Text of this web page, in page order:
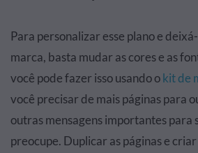
Para personalizar esse plano e
marca, basta mudar as cores e as
você pode fazer isso usando okit de
você precisar de mais páginas para
outras mensagens importantes para
preocupe. Duplicar as páginas e